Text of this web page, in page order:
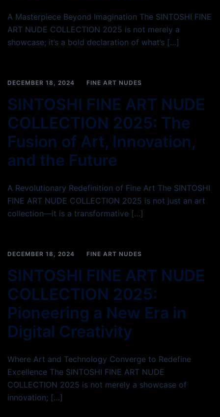
A Masterpiece Beyond Imagination The SINTOSHI FINE
ART NUDE COLLECTION 2025 is not merely a
showcase; it’s a bold declaration of what’s […]
DECEMBER 18, 2024 FINE ART NUDES
SINTOSHI FINE ART NUDE
COLLECTION 2025: The
Fusion of Art, Innovation,
and the Future
A Revolutionary Redefinition of Fine Art The SINTOSHI
FINE ART NUDE COLLECTION 2025 is not just an art
collection—it is a transformative […]
DECEMBER 18, 2024 FINE ART NUDES
SINTOSHI FINE ART NUDE
COLLECTION 2025:
Pioneering a New Era in
Digital Creativity
Where Art and Technology Converge to Redefine
Excellence The SINTOSHI FINE ART NUDE
COLLECTION 2025 is not merely a showcase of
innovation; […]